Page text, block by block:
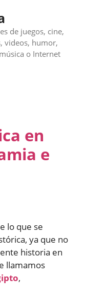
de juegos, cine,
videos, humor,
o Internet
en
e
lo que se
ya que no
historia en
llamamos
,